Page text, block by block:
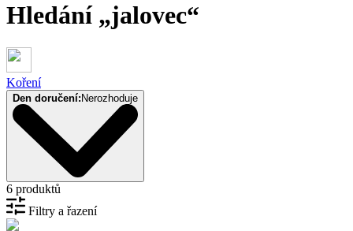
Hledání „jalovec“
Koření
Den doručení: Nerozhoduje
6 produktů
Filtry a řazení